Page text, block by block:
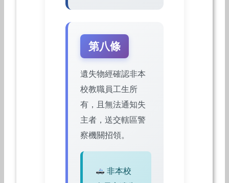
第八條
遺失物經確認非本
校教職員工生所
有，且無法通知失
主者，送交轄區警
察機關招領。
非本校